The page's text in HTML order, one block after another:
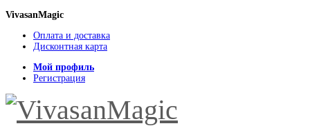
VivasanMagic
Оплата и доставка
Дисконтная карта
Мой профиль
Регистрация